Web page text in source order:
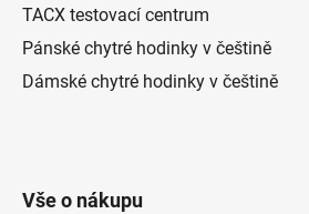
TACX testovací centrum
Pánské chytré hodinky v češtině
Dámské chytré hodinky v češtině
Vše o nákupu